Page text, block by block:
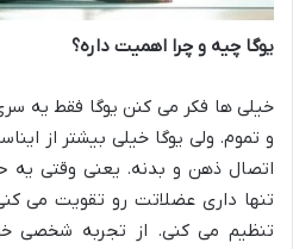
یوگا چیه و چرا اهمیت داره؟
خیلی ها فکر می کنن یوگا فقط یه
و تموم. ولی یوگا خیلی بیشتر از
اتصال ذهن و بدنه. یعنی وقتی یه
تنها داری عضلاتت رو تقویت می
تنظیم می کنی. از تجربه شخصی